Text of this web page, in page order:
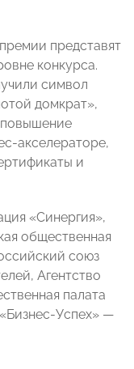
представят
конкурса.
символ
домкрат»,
повышение
акселераторе,
и
«Синергия»,
общественная
союз
Агентство
палата
Успех» —